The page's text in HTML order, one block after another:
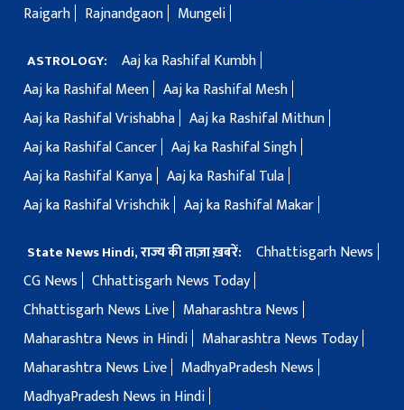
Raigarh
Rajnandgaon Mungeli
ASTROLOGY:
Aaj ka Rashifal Kumbh
Aaj ka Rashifal Meen Aaj ka Rashifal Mesh
Aaj ka Rashifal Vrishabha Aaj ka Rashifal Mithun
Aaj ka Rashifal Cancer Aaj ka Rashifal Singh
Aaj ka Rashifal Kanya Aaj ka Rashifal Tula
Aaj ka Rashifal Vrishchik Aaj ka Rashifal Makar
State News Hindi, राज्य की ताज़ा ख़बरें:
Chhattisgarh News
CG News
Chhattisgarh News Today
Chhattisgarh News Live
Maharashtra News
Maharashtra News in Hindi
Maharashtra News Today
Maharashtra News Live
MadhyaPradesh News
MadhyaPradesh News in Hindi